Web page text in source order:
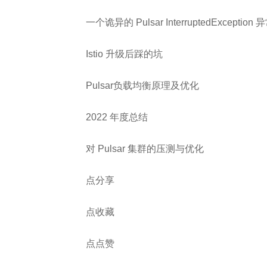
一个诡异的 Pulsar InterruptedException 异
Istio 升级后踩的坑
Pulsar负载均衡原理及优化
2022 年度总结
对 Pulsar 集群的压测与优化
点分享
点收藏
点点赞